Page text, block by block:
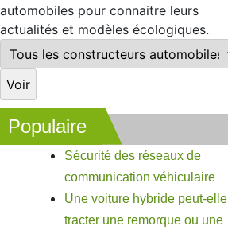
automobiles pour connaitre leurs
actualités et modèles écologiques.
Populaire
Sécurité des réseaux de
communication véhiculaire
Une voiture hybride peut-elle
tracter une remorque ou une